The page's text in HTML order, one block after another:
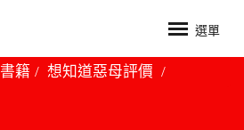
選單
書籍 想知道惡母評價